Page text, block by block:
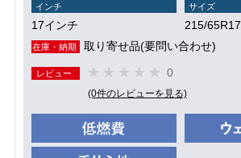
インチ
17インチ
サイズ
215/65R17
在庫・納期 取り寄せ品(要問い合わせ)
レビュー 0
(0件のレビューを見る)